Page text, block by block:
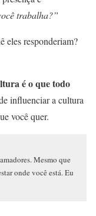
trabalha?”
eles responderiam?
é o que todo
influenciar a cultura
você quer.
Mesmo que
onde você está. Eu